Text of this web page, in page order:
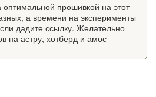
прошивкой на этот
а времени на эксперименты
дадите ссылку. Желательно
на астру, хотберд и амос